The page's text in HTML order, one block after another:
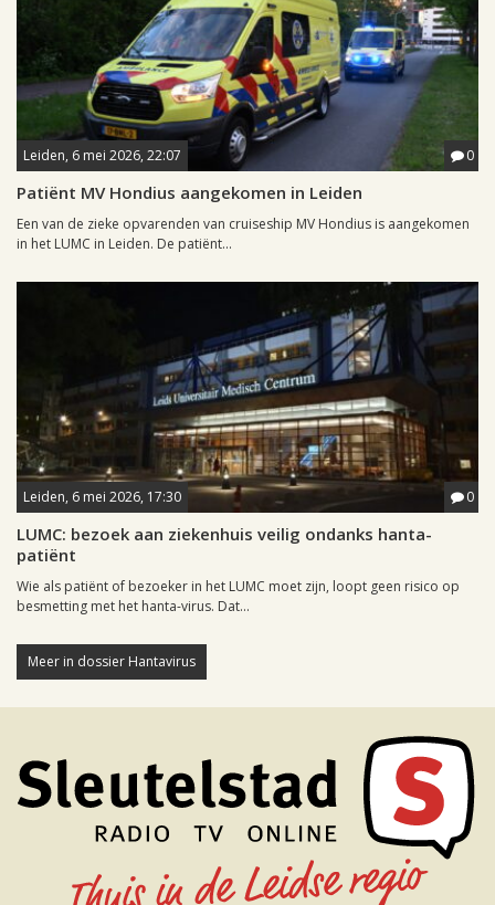
Leiden, 6 mei 2026, 22:07 0
Patiënt MV Hondius aangekomen in Leiden
Een van de zieke opvarenden van cruiseship MV Hondius is aangekomen
in het LUMC in Leiden. De patiënt...
Leiden, 6 mei 2026, 17:30 0
LUMC: bezoek aan ziekenhuis veilig ondanks hanta-
patiënt
Wie als patiënt of bezoeker in het LUMC moet zijn, loopt geen risico op
besmetting met het hanta-virus. Dat...
Meer in dossier Hantavirus